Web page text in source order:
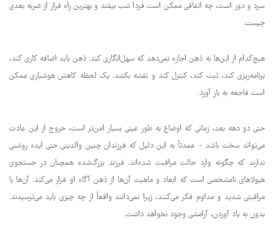
سرد و دور است، چه اتفاقی ممکن است فردا شب بیفتد و بهترین راه فرار از ضربه بعدی
چیست.
هیچ‌کدام از این‌ها به ذهن اجازه نمی‌دهد که سهل‌انگاری کند. ذهن باید اضافه کاری کند،
برنامه‌ریزی کند، ثبت کند، کنترل کند و نقشه بکشد. یک لحظه کاهش هوشیاری ممکن
است فاجعه به بار آورد.
حتی دو دهه بعد، زمانی که اوضاع به طور عینی بسیار امن‌تر است، خروج از این عادت
می‌تواند سخت باشد - عمدتاً به این دلیل که فرزندان چنین والدینی حتی ایده روشنی
ندارند که چگونه وارد حالت مراقبت شده‌اند. فرزند بزرگ‌شده همچنان در جستجوی
هیولاهای نامشخصی است که ابعاد و ماهیت آن‌ها از ذهن آگاه او فرار می‌کند. آن‌ها با
مراقبتی شدید و مداوم فکر می‌کنند، زیرا نمی‌دانند واقعاً از چه چیزی باید می‌ترسیدند.
بدون به یاد آوردن، آرامشی وجود نخواهد داشت.